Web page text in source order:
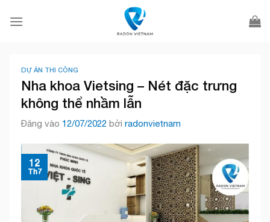
qua
DỰ ÁN THI CÔNG
Nha khoa Vietsing – Nét đặc trưng
không thể nhầm lẫn
Đăng vào 12/07/2022 bởi radonvietnam
12
Th7